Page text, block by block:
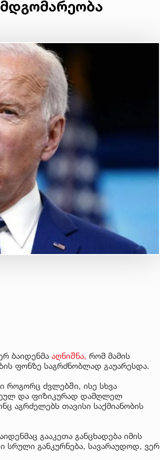
ბაიდენმა აღნიშნა, რომ მამის
ფონზე საგრძნობლად გაუარესდა.
როგორც ძვლებში, ისე სხვა
და ფიზიკურად დამღლელ
აგრძელებს თავისი საქმიანობის
გააკეთა განცხადება იმის
სრული განკურნება, სავარაუდოდ, ვერ